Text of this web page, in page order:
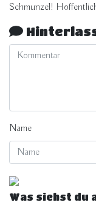
Schmunzel!
Name
Was siehst du